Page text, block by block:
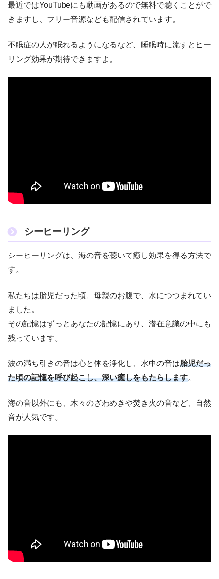
最近ではYouTubeにも動画があるので無料で聴くことがで
きますし、フリー音源なども配信されています。
不眠症の人が眠れるようになるなど、睡眠時に流すとヒー
リング効果が期待できますよ。
シーヒーリング
シーヒーリングは、海の音を聴いて癒し効果を得る方法で
す。
私たちは胎児だった頃、母親のお腹で、水につつまれてい
ました。
その記憶はずっとあなたの記憶にあり、潜在意識の中にも
残っています。
波の満ち引きの音は心と体を浄化し、水中の音は胎児だっ
た頃の記憶を呼び起こし、深い癒しをもたらします。
海の音以外にも、木々のざわめきや焚き火の音など、自然
音が人気です。